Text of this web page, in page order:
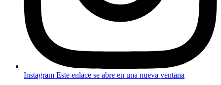
Instagram Este enlace se abre en una nueva ventana